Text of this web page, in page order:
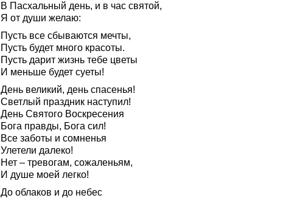
В Пасхальный день, и в час святой,
Я от души желаю:
Пусть все сбываются мечты,
Пусть будет много красоты.
Пусть дарит жизнь тебе цветы
И меньше будет суеты!
День великий, день спасенья!
Светлый праздник наступил!
День Святого Воскресения
Бога правды, Бога сил!
Все заботы и сомненья
Улетели далеко!
Нет – тревогам, сожаленьям,
И душе моей легко!
До облаков и до небес